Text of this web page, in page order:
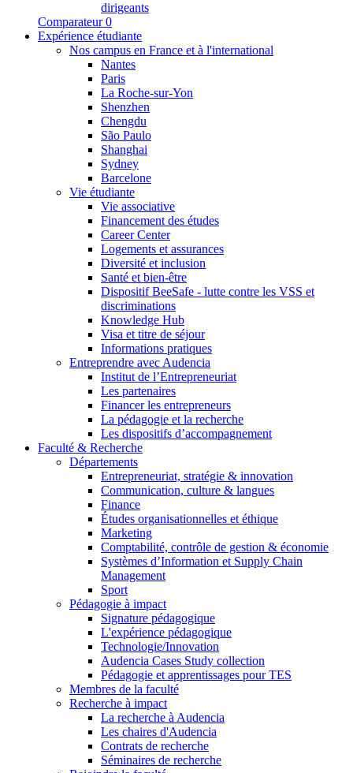
dirigeants
Comparateur 0
Expérience étudiante
Nos campus en France et à l'international
Nantes
Paris
La Roche-sur-Yon
Shenzhen
Chengdu
São Paulo
Shanghai
Sydney
Barcelone
Vie étudiante
Vie associative
Financement des études
Career Center
Logements et assurances
Diversité et inclusion
Santé et bien-être
Dispositif BeeSafe - lutte contre les VSS et
discriminations
Knowledge Hub
Visa et titre de séjour
Informations pratiques
Entreprendre avec Audencia
Institut de l’Entrepreneuriat
Les partenaires
Financer les entrepreneurs
La pédagogie et la recherche
Les dispositifs d’accompagnement
Faculté & Recherche
Départements
Entrepreneuriat, stratégie & innovation
Communication, culture & langues
Finance
Études organisationnelles et éthique
Marketing
Comptabilité, contrôle de gestion & économie
Systèmes d’Information et Supply Chain
Management
Sport
Pédagogie à impact
Signature pédagogique
L'expérience pédagogique
Technologie/Innovation
Audencia Cases Study collection
Pédagogie et apprentissages pour TES
Membres de la faculté
Recherche à impact
La recherche à Audencia
Les chaires d'Audencia
Contrats de recherche
Séminaires de recherche